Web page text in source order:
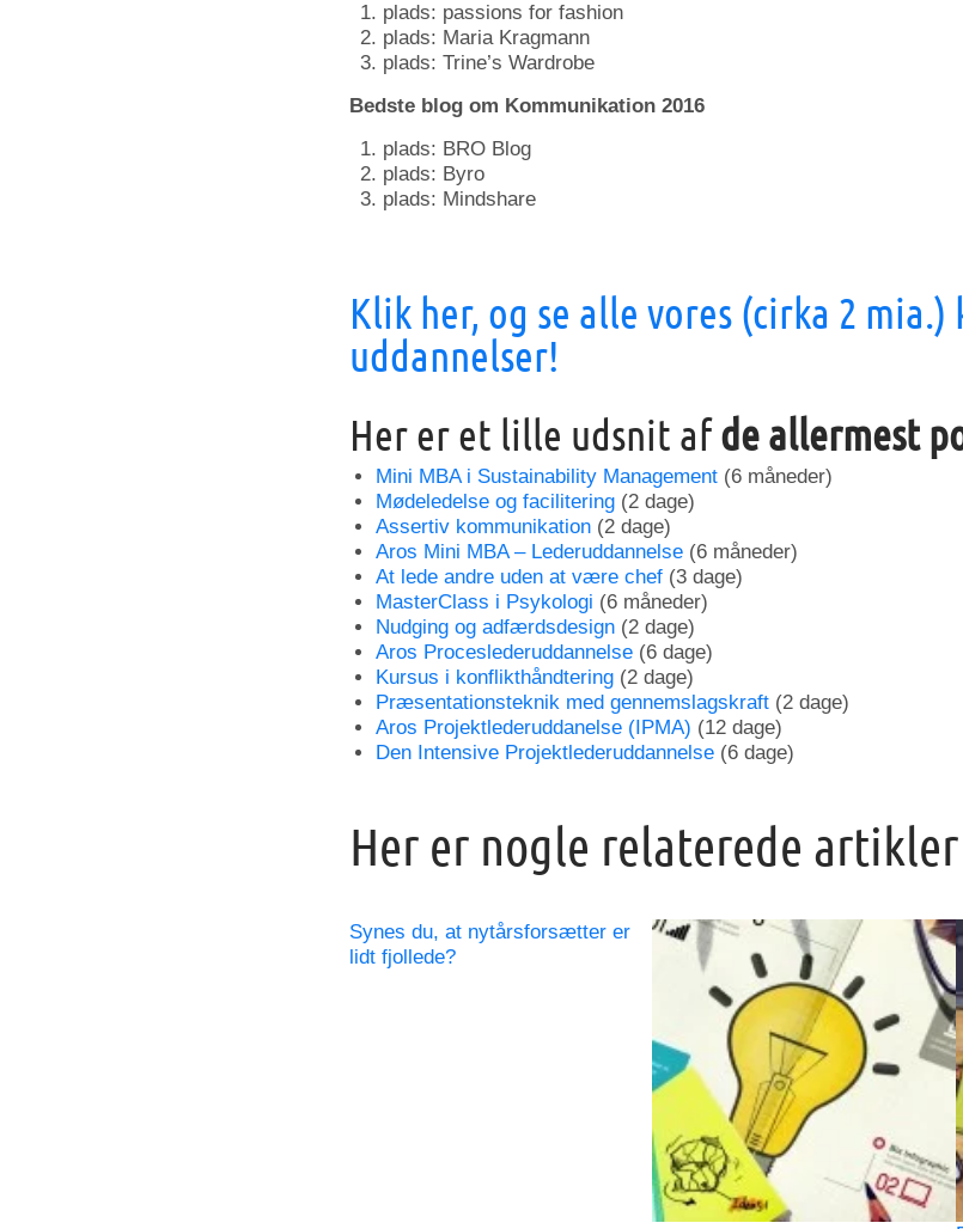
plads: passions for fashion
plads: Maria Kragmann
plads: Trine’s Wardrobe
Bedste blog om Kommunikation 2016
plads: BRO Blog
plads: Byro
plads: Mindshare
Klik her, og se alle vores (cirka 2
uddannelser!
Her er et lille udsnit afde allermest
Mini MBA i Sustainability Management (6 måneder)
Mødeledelse og facilitering (2 dage)
Assertiv kommunikation (2 dage)
Aros Mini MBA – Lederuddannelse (6 måneder)
At lede andre uden at være chef (3 dage)
MasterClass i Psykologi (6 måneder)
Nudging og adfærdsdesign (2 dage)
Aros Proceslederuddannelse (6 dage)
Kursus i konflikthåndtering (2 dage)
Præsentationsteknik med gennemslagskraft (2 dage)
Aros Projektlederuddanelse (IPMA) (12 dage)
Den Intensive Projektlederuddannelse (6 dage)
Her er nogle relaterede artikler
Synes du, at nytårsforsætter er
lidt fjollede?